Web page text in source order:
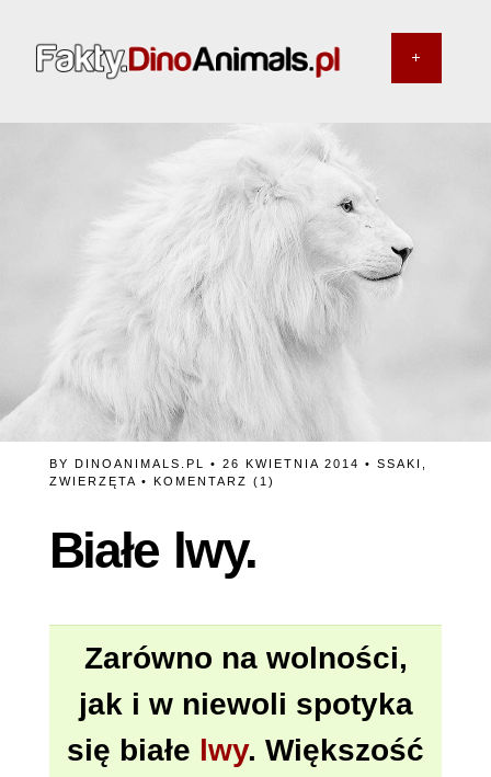
BY DINOANIMALS.PL • 26 KWIETNIA 2014 • SSAKI
ZWIERZĘTA • KOMENTARZ (1)
Białe lwy.
Zarówno na wolności,
jak i w niewoli spotyka
się białe lwy. Większość